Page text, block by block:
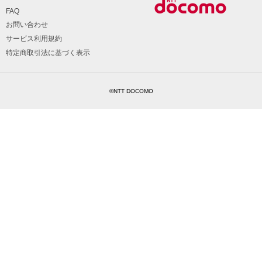
FAQ
お問い合わせ
サービス利用規約
特定商取引法に基づく表示
©NTT DOCOMO